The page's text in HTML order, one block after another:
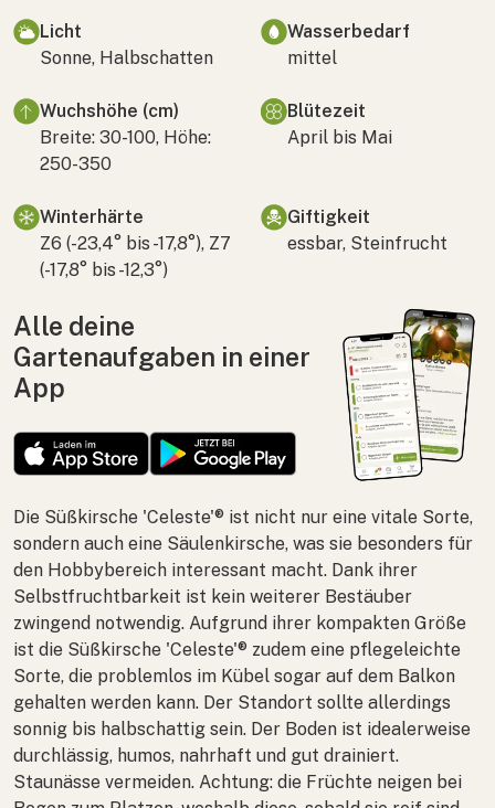
Licht
Sonne, Halbschatten
Wasserbedarf
mittel
Wuchshöhe (cm)
Breite: 30-100, Höhe:
250-350
Blütezeit
April bis Mai
Winterhärte
Z6 (-23,4° bis -17,8°), Z7
(-17,8° bis -12,3°)
Giftigkeit
essbar, Steinfrucht
Alle deine
Gartenaufgaben in einer
App
Die Süßkirsche 'Celeste'® ist nicht nur eine vitale Sorte,
sondern auch eine Säulenkirsche, was sie besonders für
den Hobbybereich interessant macht. Dank ihrer
Selbstfruchtbarkeit ist kein weiterer Bestäuber
zwingend notwendig. Aufgrund ihrer kompakten Größe
ist die Süßkirsche 'Celeste'® zudem eine pflegeleichte
Sorte, die problemlos im Kübel sogar auf dem Balkon
gehalten werden kann. Der Standort sollte allerdings
sonnig bis halbschattig sein. Der Boden ist idealerweise
durchlässig, humos, nahrhaft und gut drainiert.
Staunässe vermeiden. Achtung: die Früchte neigen bei